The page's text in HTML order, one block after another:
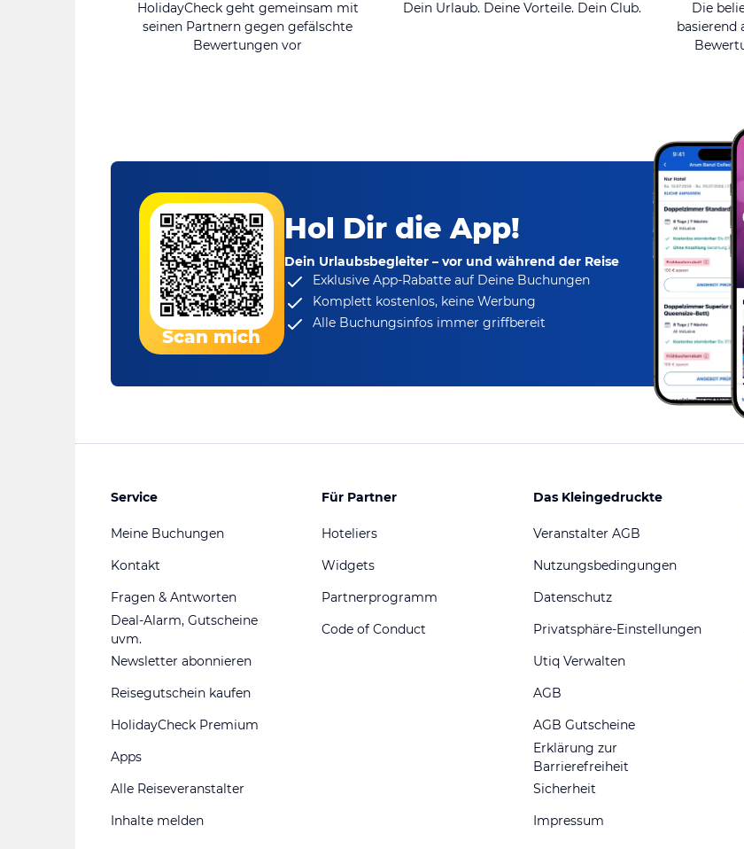
HolidayCheck geht gemeinsam mit
seinen Partnern gegen gefälschte
Bewertungen vor
Dein Urlaub. Deine Vorteile. Dein Club.
Die
basierend
Scan mich
Hol Dir die App!
Dein Urlaubsbegleiter – vor und während der Reise
Exklusive App-Rabatteauf Deine Buchungen
Komplett kostenlos, keine Werbung
Alle Buchungsinfos immer griffbereit
Service
Meine Buchungen
Kontakt
Fragen & Antworten
Deal-Alarm, Gutscheine
uvm.
Newsletter abonnieren
Reisegutschein kaufen
HolidayCheck Premium
Apps
Alle Reiseveranstalter
Inhalte melden
Für Partner
Hoteliers
Widgets
Partnerprogramm
Code of Conduct
Das Kleingedruckte
Veranstalter AGB
Nutzungsbedingungen
Datenschutz
Privatsphäre-Einstellungen
Utiq Verwalten
AGB
AGB Gutscheine
Erklärung zur
Barrierefreiheit
Sicherheit
Impressum